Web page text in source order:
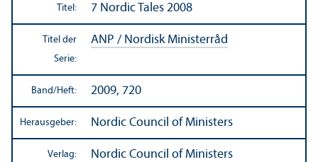
Titel: 7 Nordic Tales 2008
Titel der
Serie:
ANP / Nordisk Ministerråd
Band/Heft: 2009, 720
Herausgeber: Nordic Council of Ministers
Verlag: Nordic Council of Ministers